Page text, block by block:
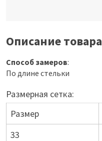
Описание товара
Способ замеров:
По длине стельки
Размерная сетка:
Размер
33